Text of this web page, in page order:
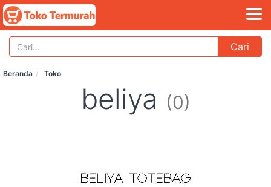
Cari
Beranda Toko
beliya (0)